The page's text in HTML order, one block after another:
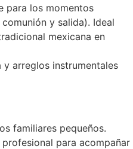
para los momentos
y salida). Ideal
mexicana en
arreglos instrumentales
familiares pequeños.
para acompañar